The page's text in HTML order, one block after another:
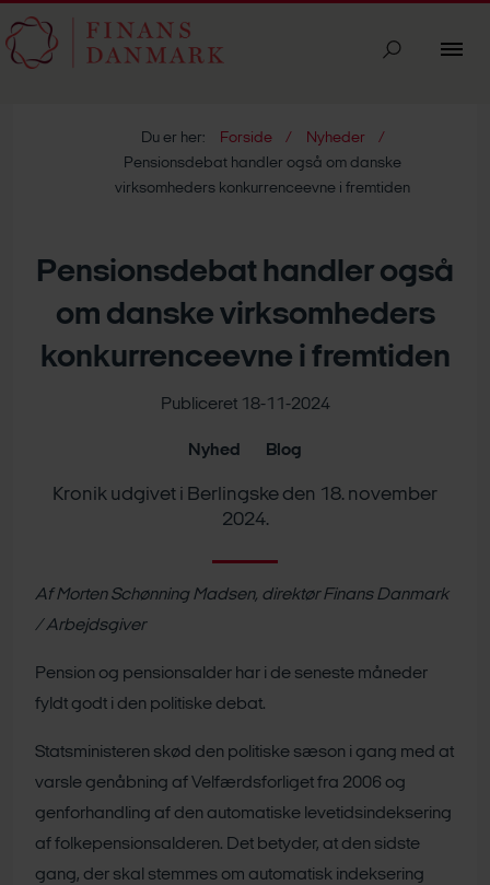
Du er her: Forside
Nyheder
Pensionsdebat handler også om danske
virksomheders konkurrenceevne i fremtiden
Pensionsdebat handler også
om danske virksomheders
konkurrenceevne i fremtiden
Publiceret 18-11-2024
Nyhed Blog
Kronik udgivet i Berlingske den 18. november
2024.
Af Morten Schønning Madsen, direktør Finans Danmark
/ Arbejdsgiver
Pension og pensionsalder har i de seneste måneder
fyldt godt i den politiske debat.
Statsministeren skød den politiske sæson i gang med at
varsle genåbning af Velfærdsforliget fra 2006 og
genforhandling af den automatiske levetidsindeksering
af folkepensionsalderen. Det betyder, at den sidste
gang, der skal stemmes om automatisk indeksering